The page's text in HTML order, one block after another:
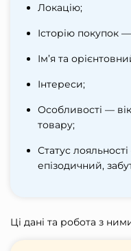
Локацію;
Історію покупок
Ім’я та
Інтереси;
Особливості —
товару;
Статус
епізодичний,
Ці дані та робота з